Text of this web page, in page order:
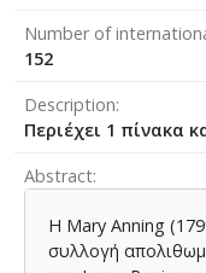
Number of
152
Description
Περιέχει 1 πίνακα
Abstract
Η Mary Anning
συλλογή